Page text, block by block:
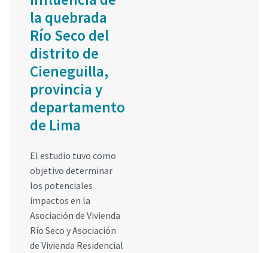
la quebrada
Río Seco del
distrito de
Cieneguilla,
provincia y
departamento
de Lima
El estudio tuvo como
objetivo determinar
los potenciales
impactos en la
Asociación de Vivienda
Río Seco y Asociación
de Vivienda Residencial